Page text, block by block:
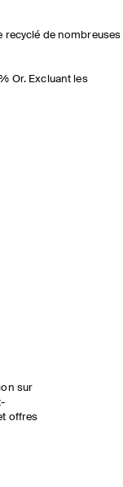
recyclé de nombreuses
Or. Excluant les
sur
offres